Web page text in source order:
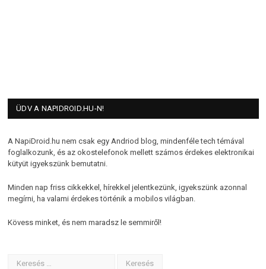
ÜDV A NAPIDROID.HU-N!
A NapiDroid.hu nem csak egy Andriod blog, mindenféle tech témával
foglalkozunk, és az okostelefonok mellett számos érdekes elektronikai
kütyüt igyekszünk bemutatni.
Minden nap friss cikkekkel, hírekkel jelentkezünk, igyekszünk azonnal
megírni, ha valami érdekes történik a mobilos világban.
Kövess minket, és nem maradsz le semmiről!